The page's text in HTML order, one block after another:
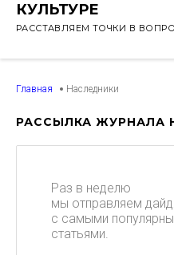
КУЛЬТУРЕ
РАССТАВЛЯЕМ ТОЧКИ В
Главная Наследники
РАССЫЛКА ЖУРНАЛА
Раз в неделю
мы отправляем
с самыми
статьями.